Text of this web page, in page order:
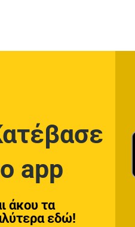
app
άκου τα
εδώ!